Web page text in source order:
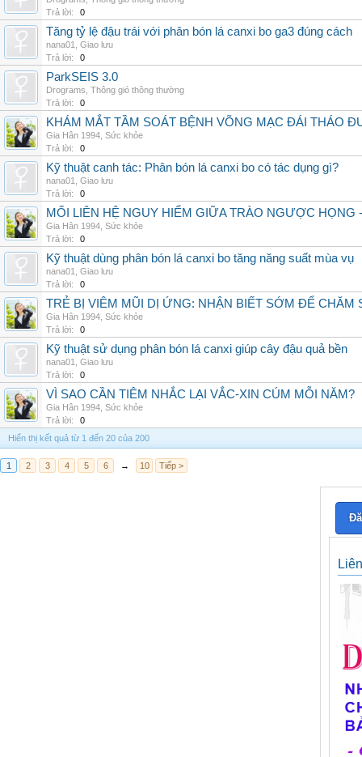
Trả lời:
0
Tăng tỷ lệ đậu trái với phân bón lá canxi bo ga3 đúng cách
nana01
Giao lưu
Trả lời:
0
ParkSEIS 3.0
Drograms Thông gió thông thường
Trả lời:
0
KHÁM MẮT TẦM SOÁT BỆNH VÕNG MẠC ĐÁI THÁO
Gia Hân 1994 Sức khỏe
Trả lời:
0
Kỹ thuật canh tác: Phân bón lá canxi bo có tác dụng gì?
nana01
Giao lưu
Trả lời:
0
MỐI LIÊN HỆ NGUY HIỂM GIỮA TRÀO NGƯỢC
Gia Hân 1994 Sức khỏe
Trả lời:
0
Kỹ thuật dùng phân bón lá canxi bo tăng năng suất mùa vụ
nana01
Giao lưu
Trả lời:
0
TRẺ BỊ VIÊM MŨI DỊ ỨNG: NHẬN BIẾT SỚM ĐỂ CHĂM
Gia Hân 1994 Sức khỏe
Trả lời:
0
Kỹ thuật sử dụng phân bón lá canxi giúp cây đậu quả bền
nana01
Giao lưu
Trả lời:
0
VÌ SAO CẦN TIÊM NHẮC LẠI VẮC-XIN CÚM MỖI NĂM?
Gia Hân 1994 Sức khỏe
Trả lời:
0
Hiển thị kết quả từ 1 đến 20 của 200
1 2 3 4 5 6 → 10 Tiếp >